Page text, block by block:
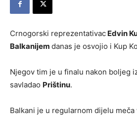
Crnogorski reprezentativac Edvin
Balkanijem danas je osvojio i Kup
Njegov tim je u finalu nakon boljeg
savladao Prištinu.
Balkani je u regularnom dijelu